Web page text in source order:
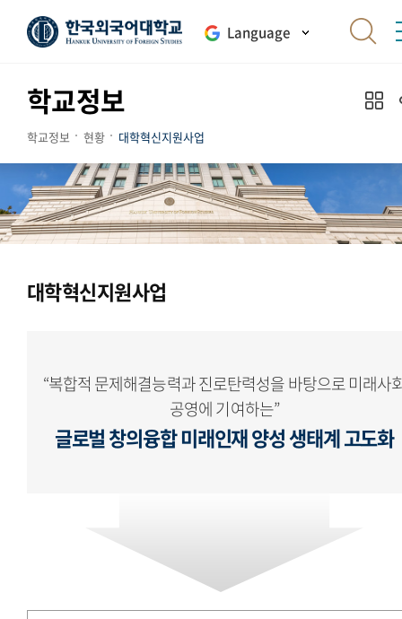
Language
학교정보
학교정보 현황 대학혁신지원사업
대학혁신지원사업
“복합적 문제해결능력과 진로탄력성을 바탕으로 미래사
공영에 기여하는”
글로벌 창의융합 미래인재 양성 생태계 고도화